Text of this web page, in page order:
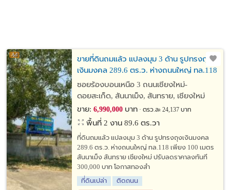
ขายที่ดินถมแล้ว แปลงมุม 3 ด้าน รูปทรงถุง
เงินมงคล 289.6 ตร.ว. ห่างถนนใหญ่ ทล.118
เพียง 100 เมตร สันนาเม็ง สันทราย เชียงใหม่
ซอยร้องบอนเหนือ 3 ถนนเชียงใหม่-
ดอยสะเก็ด, สันนาเม็ง, สันทราย, เชียงใหม่
ขาย: 6,990,000บาท ตรว.ละ 24,137 บาท
พื้นที่ 2 งาน 89.6 ตร.วา
ที่ดินถมแล้ว แปลงมุม 3 ด้าน รูปทรงถุงเงินมงคล
289.6 ตร.ว. ห่างถนนใหญ่ ทล.118 เพียง 100 เมตร
สันนาเม็ง สันทราย เชียงใหม่ ปรับลดราคาลงทันที
300,000 บาท โอกาสทองสำ
ที่ดินเปล่า
ติดถนน